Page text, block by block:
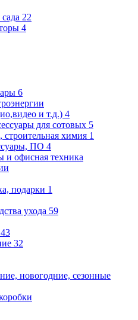
22
4
6
и т.д.) 4
для сотовых 5
химия 1
ПО 4
и офисная техника
подарки 1
ухода 59
43
32
новогодние, сезонные